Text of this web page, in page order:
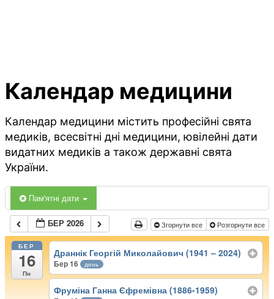
Календар медицини
Календар медицини містить професійні свята
медиків, всесвітні дні медицини, ювілейні дати
видатних медиків а також державні свята
України.
Пам'ятні дати
БЕР 2026 Згорнути все Розгорнути все
БЕР
16
Пн
Драннік Георгій Миколайович (1941 – 2024)
Бер 16 день
Фруміна Ганна Єфремівна (1886-1959)